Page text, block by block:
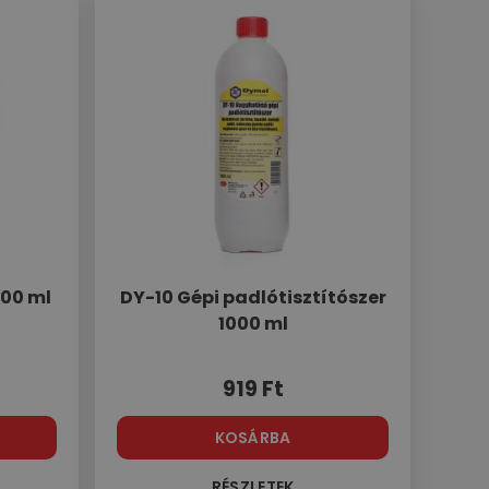
ml
DY-10 Gépi padlótisztítószer
1000 ml
919 Ft
KOSÁRBA